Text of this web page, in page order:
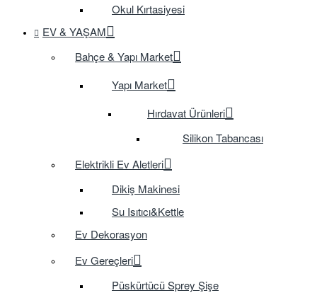
Okul Kırtasiyesi
EV & YAŞAM
Bahçe & Yapı Market
Yapı Market
Hırdavat Ürünleri
Silikon Tabancası
Elektrikli Ev Aletleri
Dikiş Makinesi
Su Isıtıcı&Kettle
Ev Dekorasyon
Ev Gereçleri
Püskürtücü Sprey Şişe